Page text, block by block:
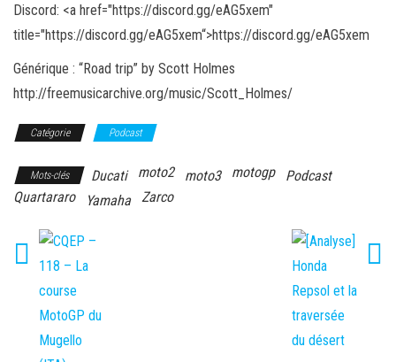
Discord: <a href="https://discord.gg/eAG5xem"
title="https://discord.gg/eAG5xem“>https://discord.gg/eAG5xem
Générique : “Road trip” by Scott Holmes
http://freemusicarchive.org/music/Scott_Holmes/
Catégorie Podcast
Mots-clés Ducati moto2 moto3 motogp
Podcast
Quartararo
Yamaha Zarco